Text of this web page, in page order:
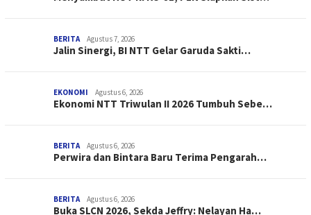
BERITA Agustus 7, 2026
Jalin Sinergi, BI NTT Gelar Garuda Sakti…
EKONOMI Agustus 6, 2026
Ekonomi NTT Triwulan II 2026 Tumbuh Sebe…
BERITA Agustus 6, 2026
Perwira dan Bintara Baru Terima Pengarah…
BERITA Agustus 6, 2026
Buka SLCN 2026, Sekda Jeffry: Nelayan Ha…